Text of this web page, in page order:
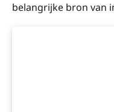
belangrijke bron van